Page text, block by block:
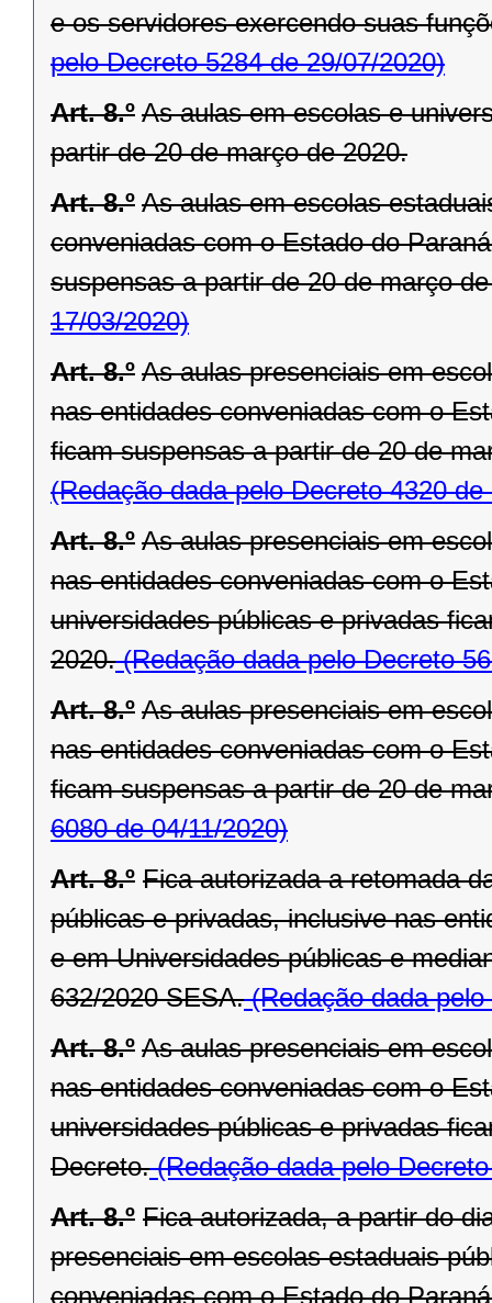
e os servidores exercendo suas
pelo Decreto 5284 de 29/07/2020)
Art. 8.º As aulas em escolas e
partir de 20 de março de 2020.
Art. 8.º As aulas em escolas
conveniadas com o Estado do
suspensas a partir de 20 de março
17/03/2020)
Art. 8.º As aulas presenciais em
nas entidades conveniadas com o
ficam suspensas a partir de 20 de
(Redação dada pelo Decreto 4320 de
Art. 8.º As aulas presenciais em
nas entidades conveniadas com o
universidades públicas e privadas
2020.(Redação dada pelo Decreto
Art. 8.º As aulas presenciais em
nas entidades conveniadas com o
ficam suspensas a partir de 20 de
6080 de 04/11/2020)
Art. 8.º Fica autorizada a retomada
públicas e privadas, inclusive nas
e em Universidades públicas e
632/2020 SESA.(Redação dada pelo
Art. 8.º As aulas presenciais em
nas entidades conveniadas com o
universidades públicas e privadas
Decreto.(Redação dada pelo
Art. 8.º Fica autorizada, a partir do
presenciais em escolas estaduais
conveniadas com o Estado do